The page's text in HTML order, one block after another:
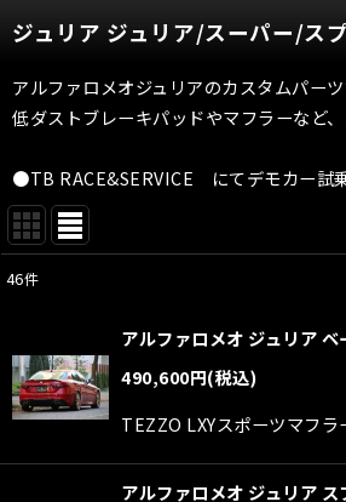
ジュリア ジュリア/スーパー/ス
アルファロメオジュリアのカスタムパーツ
低ダストブレーキパッドやマフラーなど
●TB RACE&SERVICE にてデモカー試
並び順:
46件
アルファロメオ ジュリア
490,600円(税込)
TEZZO LXYスポーツマフ
アルファロメオ ジュリア